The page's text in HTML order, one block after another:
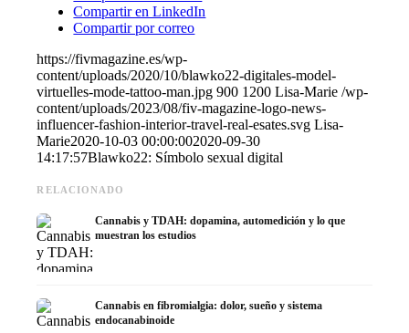
Compartir en LinkedIn
Compartir por correo
https://fivmagazine.es/wp-
content/uploads/2020/10/blawko22-digitales-model-
virtuelles-mode-tattoo-man.jpg 900 1200 Lisa-Marie /wp-
content/uploads/2023/08/fiv-magazine-logo-news-
influencer-fashion-interior-travel-real-esates.svg Lisa-
Marie2020-10-03 00:00:002020-09-30
14:17:57Blawko22: Símbolo sexual digital
RELACIONADO
Cannabis y TDAH: dopamina, automedición y lo que
muestran los estudios
Cannabis en fibromialgia: dolor, sueño y sistema
endocanabinoide